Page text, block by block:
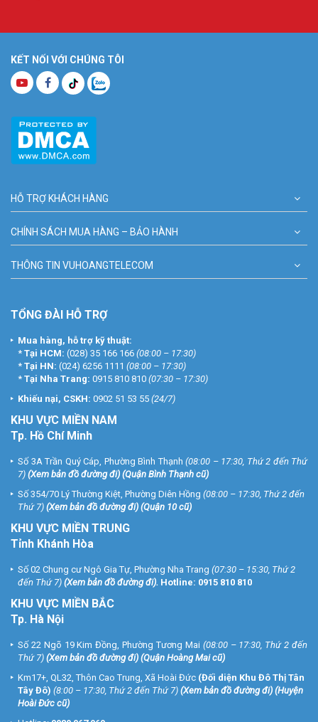
KẾT NỐI VỚI CHÚNG TÔI
HỖ TRỢ KHÁCH HÀNG
CHÍNH SÁCH MUA HÀNG – BẢO HÀNH
THÔNG TIN VUHOANGTELECOM
TỔNG ĐÀI HỖ TRỢ
Mua hàng, hỗ trợ kỹ thuật:
* Tại HCM: (028) 35 166 166 (08:00 – 17:30)
* Tại HN: (024) 6256 1111 (08:00 – 17:30)
* Tại Nha Trang: 0915 810 810 (07:30 – 17:30)
Khiếu nại, CSKH: 0902 51 53 55 (24/7)
KHU VỰC MIỀN NAM
Tp. Hồ Chí Minh
Số 3A Trần Quý Cáp, Phường Bình Thạnh (08:00 – 17:30, Thứ 2 đến Thứ
7) (Xem bản đồ đường đi) (Quận Bình Thạnh cũ)
Số 354/70 Lý Thường Kiệt, Phường Diên Hồng (08:00 – 17:30, Thứ 2 đến
Thứ 7) (Xem bản đồ đường đi) (Quận 10 cũ)
KHU VỰC MIỀN TRUNG
Tỉnh Khánh Hòa
Số 02 Chung cư Ngô Gia Tự, Phường Nha Trang (07:30 – 15:30, Thứ 2
đến Thứ 7) (Xem bản đồ đường đi). Hotline: 0915 810 810
KHU VỰC MIỀN BẮC
Tp. Hà Nội
Số 22 Ngõ 19 Kim Đồng, Phường Tương Mai (08:00 – 17:30, Thứ 2 đến
Thứ 7) (Xem bản đồ đường đi) (Quận Hoàng Mai cũ)
Km17+, QL32, Thôn Cao Trung, Xã Hoài Đức (Đối diện Khu Đô Thị Tân
Tây Đô) (8:00 – 17:30, Thứ 2 đến Thứ 7) (Xem bản đồ đường đi) (Huyện
Hoài Đức cũ)